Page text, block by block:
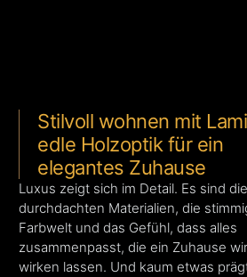
Stilvoll wohnen mit
edle Holzoptik für ein
elegantes Zuhause
Luxus zeigt sich im Detail. Es sind die
durchdachten Materialien, die
Farbwelt und das Gefühl, dass alles
zusammenpasst, die ein Zuhause
wirken lassen. Und kaum etwas